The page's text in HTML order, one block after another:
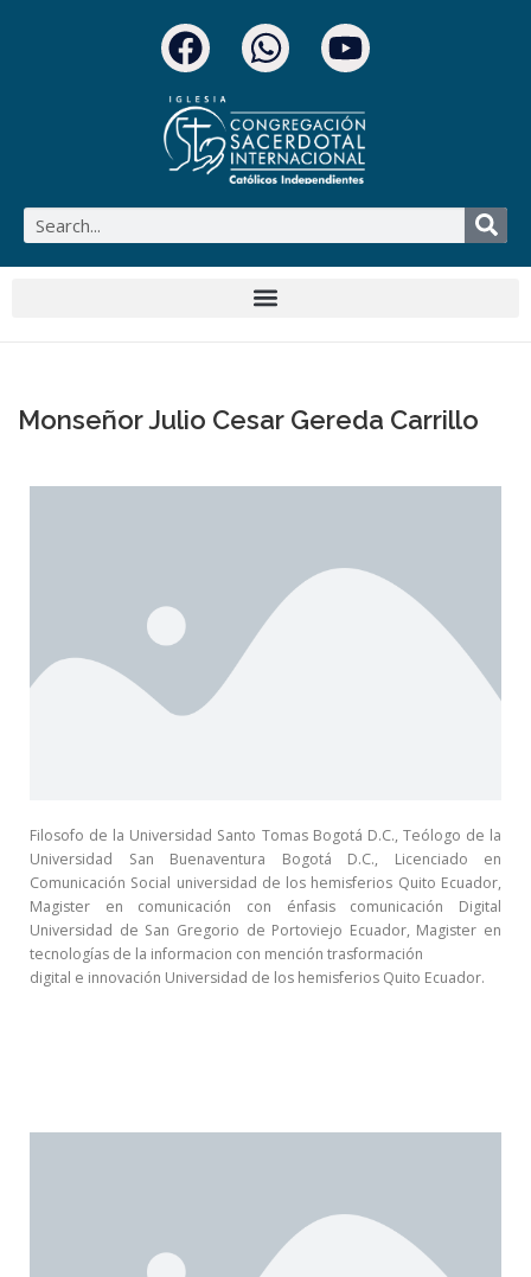
Monseñor Julio Cesar Gereda Carrillo
Filosofo de la Universidad Santo Tomas Bogotá D.C., Teólogo de la
Universidad San Buenaventura Bogotá D.C., Licenciado en
Comunicación Social universidad de los hemisferios Quito Ecuador,
Magister en comunicación con énfasis comunicación Digital
Universidad de San Gregorio de Portoviejo Ecuador, Magister en
tecnologías de la informacion con mención trasformación
digital e innovación Universidad de los hemisferios Quito Ecuador.